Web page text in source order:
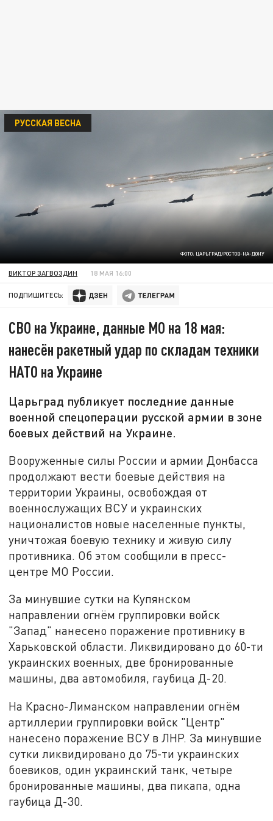
ФОТО: ЦАРЬГРАД/РОСТОВ-НА-ДОНУ
РУССКАЯ ВЕСНА
ВИКТОР ЗАГВОЗДИН 18 МАЯ 16:00
ПОДПИШИТЕСЬ:
СВО на Украине, данные МО на 18 мая:
нанесён ракетный удар по складам техники
НАТО на Украине
Царьград публикует последние данные
военной спецоперации русской армии в зоне
боевых действий на Украине.
Вооруженные силы России и армии Донбасса
продолжают вести боевые действия на
территории Украины, освобождая от
военнослужащих ВСУ и украинских
националистов новые населенные пункты,
уничтожая боевую технику и живую силу
противника. Об этом сообщили в пресс-
центре МО России.
За минувшие сутки на Купянском
направлении огнём группировки войск
"Запад" нанесено поражение противнику в
Харьковской области. Ликвидировано до 60-ти
украинских военных, две бронированные
машины, два автомобиля, гаубица Д-20.
На Красно-Лиманском направлении огнём
артиллерии группировки войск "Центр"
нанесено поражение ВСУ в ЛНР. За минувшие
сутки ликвидировано до 75-ти украинских
боевиков, один украинский танк, четыре
бронированные машины, два пикапа, одна
гаубица Д-30.